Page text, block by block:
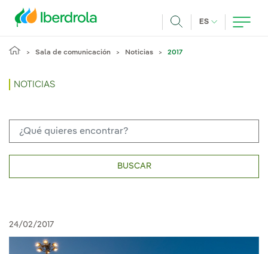
ES IDIOMA
Sala de comunicación Noticias 2017
NOTICIAS
BUSCAR
24/02/2017